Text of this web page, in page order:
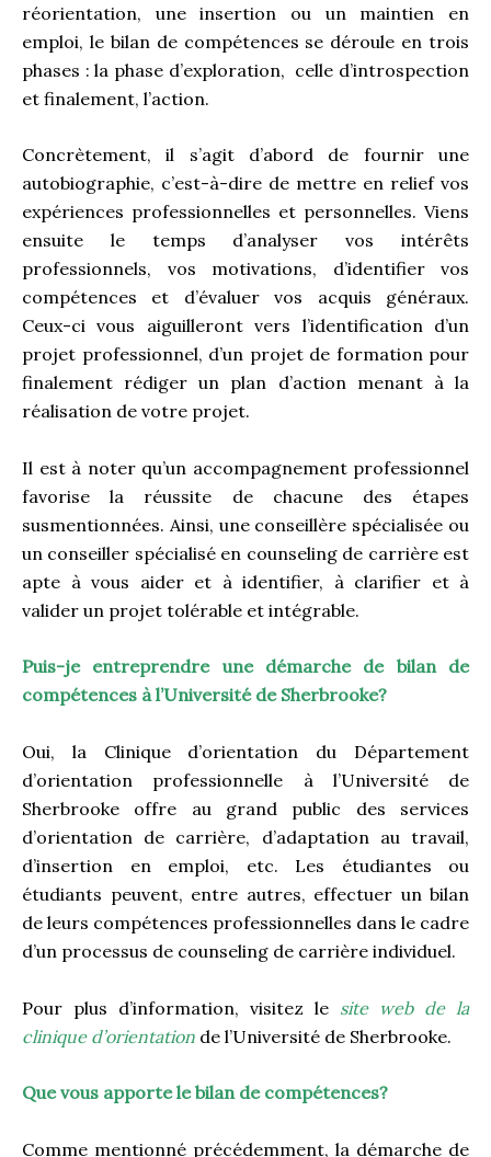
réorientation, une insertion ou un maintien en
emploi, le bilan de compétences se déroule en trois
phases : la phase d’exploration, celle d’introspection
et finalement, l’action.
Concrètement, il s’agit d’abord de fournir une
autobiographie, c’est-à-dire de mettre en relief vos
expériences professionnelles et personnelles. Viens
ensuite le temps d’analyser vos intérêts
professionnels, vos motivations, d’identifier vos
compétences et d’évaluer vos acquis généraux.
Ceux-ci vous aiguilleront vers l’identification d’un
projet professionnel, d’un projet de formation pour
finalement rédiger un plan d’action menant à la
réalisation de votre projet.
Il est à noter qu’un accompagnement professionnel
favorise la réussite de chacune des étapes
susmentionnées. Ainsi, une conseillère spécialisée ou
un conseiller spécialisé en counseling de carrière est
apte à vous aider et à identifier, à clarifier et à
valider un projet tolérable et intégrable.
Puis-je entreprendre une démarche de bilan de
compétences à l’Université de Sherbrooke?
Oui, la Clinique d’orientation du Département
d’orientation professionnelle à l’Université de
Sherbrooke offre au grand public des services
d’orientation de carrière, d’adaptation au travail,
d’insertion en emploi, etc. Les étudiantes ou
étudiants peuvent, entre autres, effectuer un bilan
de leurs compétences professionnelles dans le cadre
d’un processus de counseling de carrière individuel.
Pour plus d’information, visitez le site web de la
clinique d’orientation de l’Université de Sherbrooke.
Que vous apporte le bilan de compétences?
Comme mentionné précédemment, la démarche de